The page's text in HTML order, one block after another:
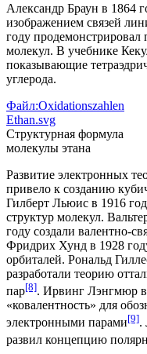
Александр Браун в 1864
изображением связей
году
молекул. В учебнике
показывающие
углерода.
Файл:Oxidationszahlen
Ethan.svg
Структурная формула
молекулы этана
Развитие электронных
привело к созданию
Гилберт Льюис в 1916
структур молекул.
году создали валентно-
Фридрих Хунд в 1928
орбиталей. Рональд
разработали теорию
пар[8]. Ирвинг Лэнгмюр в
«ковалентность» для
электронными парами[9].
развил концепцию